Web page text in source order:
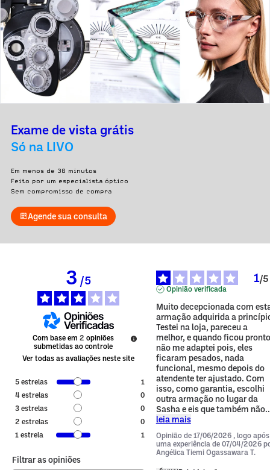
Exame de vista grátis
Só na LIVO
Em menos de 30 minutos
Feito por um especialista óptico
Sem compromisso de compra
Agende sua consulta
3/5
Com base em 2 opiniões
submetidas ao controle
Ver todas as avaliações neste site
5 estrelas
1
4 estrelas
0
3 estrelas
0
2 estrelas
0
1 estrela 1
Filtrar as opiniões
1/5
Opinião verificada
Muito decepcionada com
armação adquirida a
Testei na loja, pareceu a
melhor, e quando ficou
não me adaptei pois, eles
ficaram pesados, nada
funcional, mesmo depois do
atendente ter ajustado. Com
isso, como garantia, escolhi
outra armação no lugar da
Sasha e eis que também não
leia mais
Opinião de 17/06/2026 , logo após
uma experiência de 07/04/2026
Angélica Tiemi Ogassawara T.